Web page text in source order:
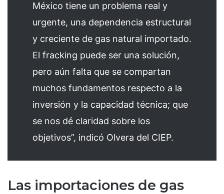
México tiene un problema real y
urgente, una dependencia estructural
y creciente de gas natural importado.
El fracking puede ser una solución,
pero aún falta que se compartan
muchos fundamentos respecto a la
inversión y la capacidad técnica; que
se nos dé claridad sobre los
objetivos”, indicó Olvera del CIEP.
Las importaciones de gas